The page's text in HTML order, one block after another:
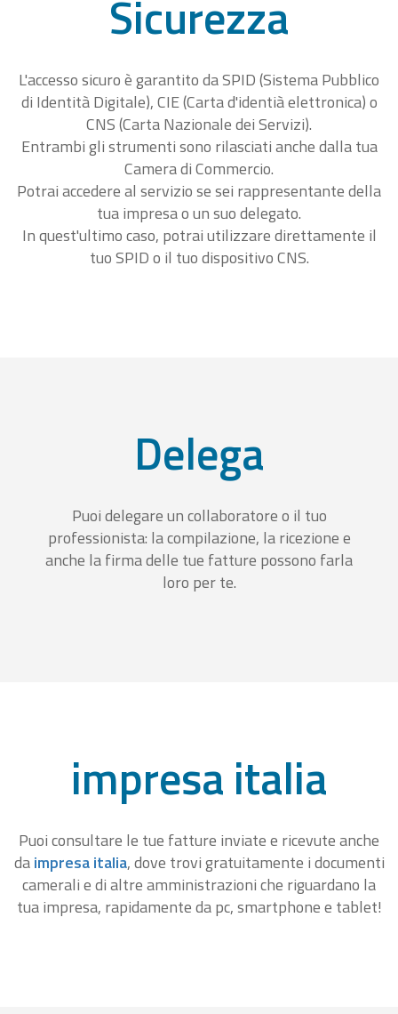
Sicurezza
L'accesso sicuro è garantito da SPID (Sistema Pubblico
di Identità Digitale), CIE (Carta d'identià elettronica) o
CNS (Carta Nazionale dei Servizi).
Entrambi gli strumenti sono rilasciati anche dalla tua
Camera di Commercio.
Potrai accedere al servizio se sei rappresentante della
tua impresa o un suo delegato.
In quest'ultimo caso, potrai utilizzare direttamente il
tuo SPID o il tuo dispositivo CNS.
Delega
Puoi delegare un collaboratore o il tuo
professionista: la compilazione, la ricezione e
anche la firma delle tue fatture possono farla
loro per te.
impresa italia
Puoi consultare le tue fatture inviate e ricevute anche
daimpresa italia, dove trovi gratuitamente i documenti
camerali e di altre amministrazioni che riguardano la
tua impresa, rapidamente da pc, smartphone e tablet!